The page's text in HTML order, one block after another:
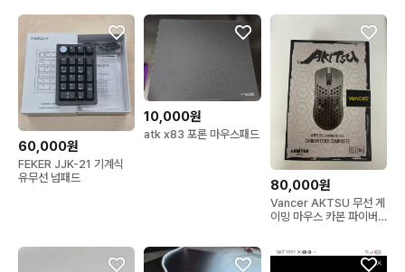
60,000원
FEKER JJK-21 기계식
유무선 넘패드
10,000원
atk x83 포론 마우스패드
80,000원
Vancer AKTSU 무선 게
이밍 마우스 카본 파이버